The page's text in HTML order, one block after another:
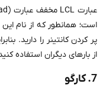
است؛ همانطور که از نام
پر کردن کانتینر را دارید.
از بارهای دیگران استفاده
7. کارگو